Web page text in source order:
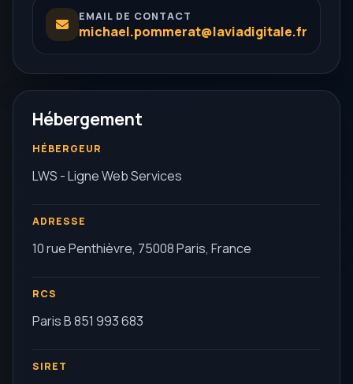
EMAIL DE CONTACT
michael.pommerat@laviadigitale.fr
Hébergement
HÉBERGEUR
LWS - Ligne Web Services
ADRESSE
10 rue Penthièvre, 75008 Paris, France
RCS
Paris B 851 993 683
SIRET